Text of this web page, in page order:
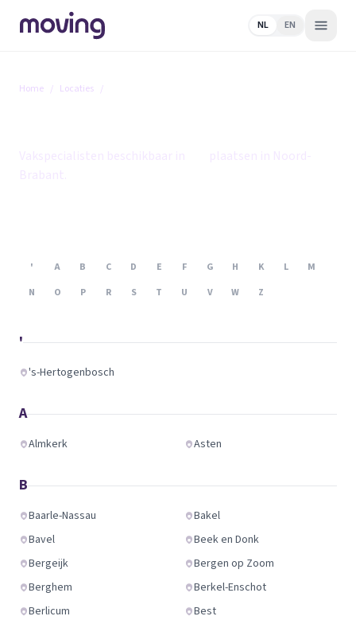
NL EN
Home / Locaties /
' A B C D E F G H K L
M
N
O P R S T U V W Z
'
's-Hertogenbosch
A
Almkerk Asten
B
Baarle-Nassau
Bakel
Bavel
Beek en Donk
Bergeijk
Bergen op Zoom
Berghem
Berkel-Enschot
Berlicum
Best